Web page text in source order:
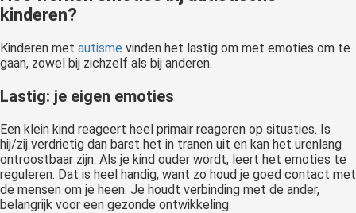
kinderen?
Kinderen met autisme vinden het lastig om met emoties om te
gaan, zowel bij zichzelf als bij anderen.
Lastig: je eigen emoties
Een klein kind reageert heel primair reageren op situaties. Is
hij/zij verdrietig dan barst het in tranen uit en kan het urenlang
ontroostbaar zijn. Als je kind ouder wordt, leert het emoties te
reguleren. Dat is heel handig, want zo houd je goed contact met
de mensen om je heen. Je houdt verbinding met de ander,
belangrijk voor een gezonde ontwikkeling.